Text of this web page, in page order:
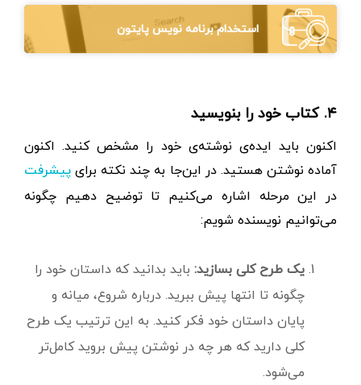
استخدام برنامه نویس پایتون
۴. کتاب خود را بنویسید
اکنون باید ایده‌ی نوشته‌ی خود را مشخص کنید. اکنون
آماده نوشتن هستید. در این‌جا به چند نکته برای پیشرفت
در این مرحله اشاره می‌کنیم تا توضیح دهیم چگونه
می‌توانیم نویسنده شویم:
یک طرح کلی بسازید: باید بدانید که داستان خود را
چگونه تا انتها پیش ببرید. درباره شروع، میانه و
پایان داستان خود فکر کنید. به این ترتیب یک طرح
کلی دارید که هر چه در نوشتن پیش بروید کامل‌تر
می‌شود.